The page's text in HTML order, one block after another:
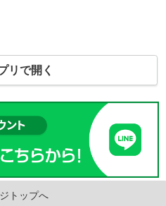
リで開く
トップへ